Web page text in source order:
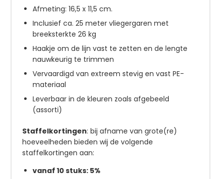
Afmeting: 16,5 x 11,5 cm.
Inclusief ca. 25 meter vliegergaren met
breeksterkte 26 kg
Haakje om de lijn vast te zetten en de lengte
nauwkeurig te trimmen
Vervaardigd van extreem stevig en vast PE-
materiaal
Leverbaar in de kleuren zoals afgebeeld
(assorti)
Staffelkortingen: bij afname van grote(re)
hoeveelheden bieden wij de volgende
staffelkortingen aan:
vanaf 10 stuks: 5%